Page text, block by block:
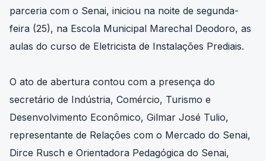
parceria com o Senai, iniciou na noite de segunda-
feira (25), na Escola Municipal Marechal Deodoro, as
aulas do curso de Eletricista de Instalações Prediais.
O ato de abertura contou com a presença do
secretário de Indústria, Comércio, Turismo e
Desenvolvimento Econômico, Gilmar José Tulio,
representante de Relações com o Mercado do Senai,
Dirce Rusch e Orientadora Pedagógica do Senai,